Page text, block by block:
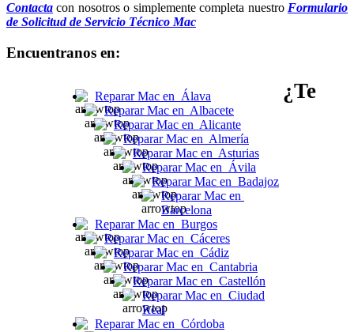
Contacta con nosotros o simplemente completa nuestro Formulario
de Solicitud de Servicio Técnico Mac
Encuentranos en:
Reparar Mac en Álava
Reparar Mac en Albacete
Reparar Mac en Alicante
Reparar Mac en Almería
Reparar Mac en Asturias
Reparar Mac en Ávila
Reparar Mac en Badajoz
Reparar Mac en
Barcelona
Reparar Mac en Burgos
Reparar Mac en Cáceres
Reparar Mac en Cádiz
Reparar Mac en Cantabria
Reparar Mac en Castellón
Reparar Mac en Ciudad
Real
Reparar Mac en Córdoba
¿Te